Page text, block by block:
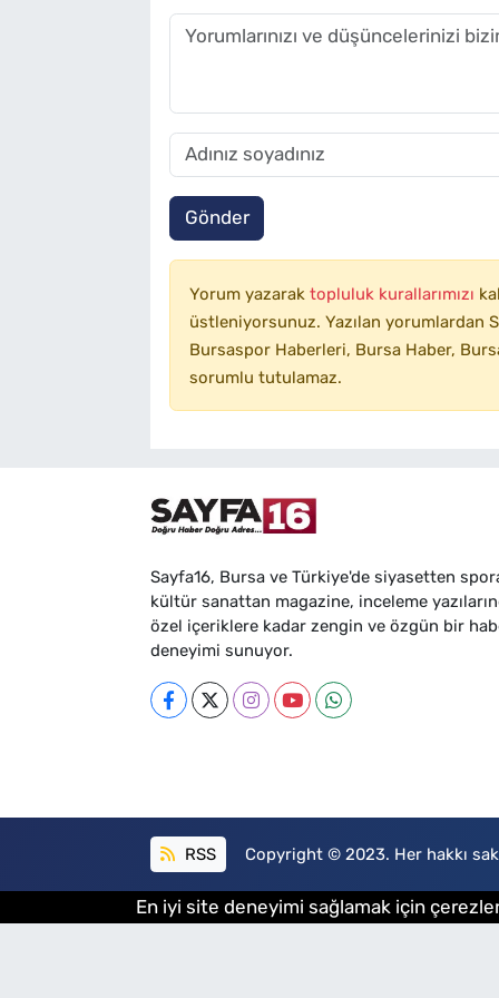
Gönder
Yorum yazarak topluluk kurallarımızı
üstleniyorsunuz. Yazılan yorumlardan
Bursaspor Haberleri, Bursa Haber,
sorumlu tutulamaz.
Sayfa16, Bursa ve Türkiye'de siyasetten
kültür sanattan magazine, inceleme
özel içeriklere kadar zengin ve özgün bir
deneyimi sunuyor.
RSS Copyright © 2023. Her hakkı
En iyi site deneyimi sağlamak için